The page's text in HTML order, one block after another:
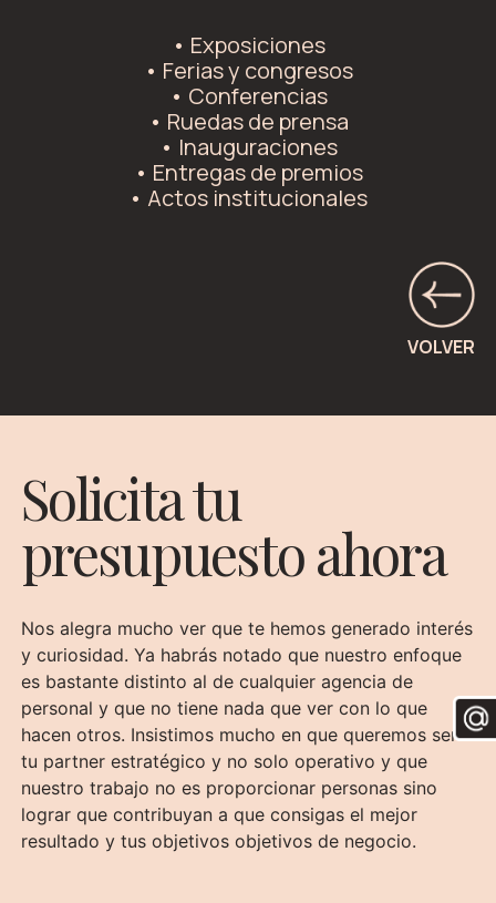
• Exposiciones
• Ferias y congresos
• Conferencias
• Ruedas de prensa
• Inauguraciones
• Entregas de premios
• Actos institucionales
VOLVER
Solicita tu
presupuesto ahora
Nos alegra mucho ver que te hemos generado interés
y curiosidad. Ya habrás notado que nuestro enfoque
es bastante distinto al de cualquier agencia de
personal y que no tiene nada que ver con lo que
hacen otros. Insistimos mucho en que queremos ser
tu partner estratégico y no solo operativo y que
nuestro trabajo no es proporcionar personas sino
lograr que contribuyan a que consigas el mejor
resultado y tus objetivos objetivos de negocio.